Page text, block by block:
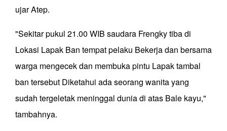
ujar Atep.
"Sekitar pukul 21.00 WIB saudara Frengky tiba di
Lokasi Lapak Ban tempat pelaku Bekerja dan bersama
warga mengecek dan membuka pintu Lapak tambal
ban tersebut Diketahui ada seorang wanita yang
sudah tergeletak meninggal dunia di atas Bale kayu,"
tambahnya.